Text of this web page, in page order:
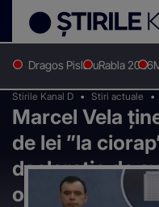
Dragos PislaruRabla 2026
Stirile Kanal D Stiri actuale
Marcel Vela
de lei ”la
declarație de
ordonanțele”